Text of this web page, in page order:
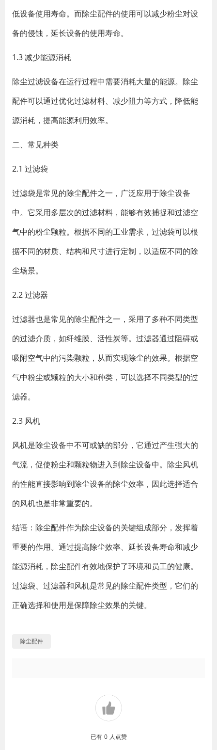
低设备使用寿命。而除尘配件的使用可以减少粉尘对设
备的侵蚀，延长设备的使用寿命。
1.3 减少能源消耗
除尘过滤设备在运行过程中需要消耗大量的能源。除尘
配件可以通过优化过滤材料、减少阻力等方式，降低能
源消耗，提高能源利用效率。
二、常见种类
2.1 过滤袋
过滤袋是常见的除尘配件之一，广泛应用于除尘设备
中。它采用多层次的过滤材料，能够有效捕捉和过滤空
气中的粉尘颗粒。根据不同的工业需求，过滤袋可以根
据不同的材质、结构和尺寸进行定制，以适应不同的除
尘场景。
2.2 过滤器
过滤器也是常见的除尘配件之一，采用了多种不同类型
的过滤介质，如纤维膜、活性炭等。过滤器通过阻碍或
吸附空气中的污染颗粒，从而实现除尘的效果。根据空
气中粉尘或颗粒的大小和种类，可以选择不同类型的过
滤器。
2.3 风机
风机是除尘设备中不可或缺的部分，它通过产生强大的
气流，促使粉尘和颗粒物进入到除尘设备中。除尘风机
的性能直接影响到除尘设备的除尘效率，因此选择适合
的风机也是非常重要的。
结语：除尘配件作为除尘设备的关键组成部分，发挥着
重要的作用。通过提高除尘效率、延长设备寿命和减少
能源消耗，除尘配件有效地保护了环境和员工的健康。
过滤袋、过滤器和风机是常见的除尘配件类型，它们的
正确选择和使用是保障除尘效果的关键。
除尘配件
已有 0 人点赞